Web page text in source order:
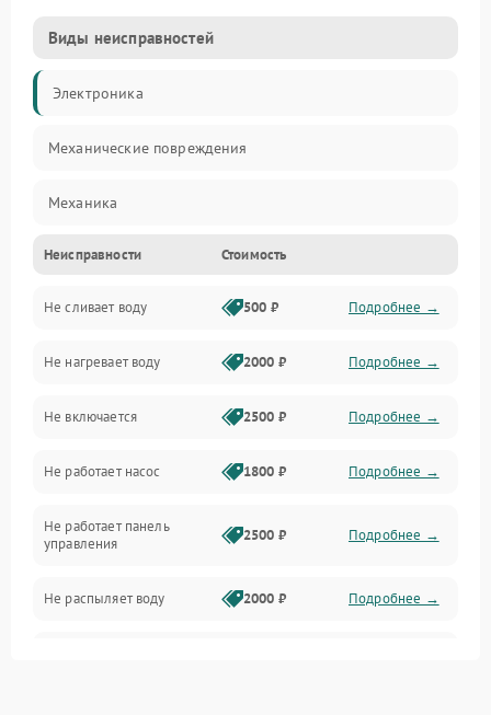
Виды неисправностей
Электроника
Механические повреждения
Механика
Управление
Электропитание
Датчики
Нагрев
Вода
Гигиена
Программное обеспечение
Неисправности Стоимость
Не сливает воду 500 ₽ Подробнее →
Не нагревает воду 2000 ₽ Подробнее →
Не включается 2500 ₽ Подробнее →
Не работает насос 1800 ₽ Подробнее →
Не работает панель
управления
2500 ₽ Подробнее →
Не распыляет воду 2000 ₽ Подробнее →